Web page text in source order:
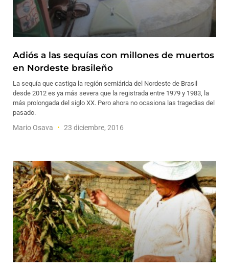
Adiós a las sequías con millones de muertos
en Nordeste brasileño
La sequía que castiga la región semiárida del Nordeste de Brasil
desde 2012 es ya más severa que la registrada entre 1979 y 1983, la
más prolongada del siglo XX. Pero ahora no ocasiona las tragedias del
pasado.
Mario Osava 23 diciembre, 2016